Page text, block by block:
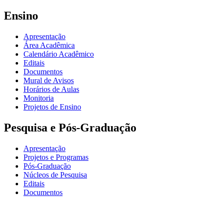
Ensino
Apresentação
Área Acadêmica
Calendário Acadêmico
Editais
Documentos
Mural de Avisos
Horários de Aulas
Monitoria
Projetos de Ensino
Pesquisa e Pós-Graduação
Apresentação
Projetos e Programas
Pós-Graduação
Núcleos de Pesquisa
Editais
Documentos